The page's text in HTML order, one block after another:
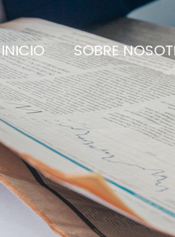
INICIO SOBRE